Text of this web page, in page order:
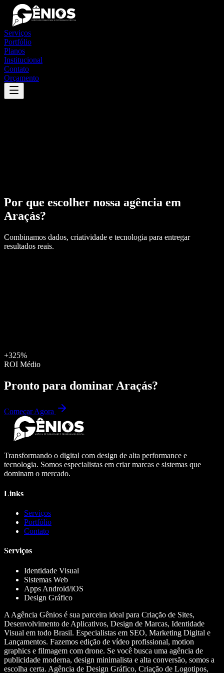
Serviços
Portfólio
Planos
Institucional
Contato
Orçamento
Por que escolher nossa agência em
Araçás?
Combinamos dados, criatividade e tecnologia para entregar
resultados reais.
+325%
ROI Médio
Pronto para dominar Araçás?
Começar Agora
Transformando o digital com design de alta performance e
tecnologia. Somos especialistas em criar marcas e sistemas que
dominam o mercado.
Links
Serviços
Portfólio
Contato
Serviços
Identidade Visual
Sistemas Web
Apps Android/iOS
Design Gráfico
A Agência Gênios é sua parceira ideal para Criação de Sites,
Desenvolvimento de Aplicativos, Design de Marcas, Identidade
Visual em todo Brasil. Especialistas em SEO, Marketing Digital e
Lançamentos. Fazemos edição de vídeo profissional, motion
graphics e filmagem com drone. Se você busca uma agência de
publicidade moderna, design minimalista e alta conversão, somos a
escolha certa. Agência de Design Gráfico, Criação de Logotipos,